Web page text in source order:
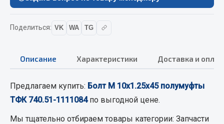
Показать ещё
Масла
Охладжающие жидкости
Поделиться: VK WA TG
Описание Характеристики Доставка и
Предлагаем купить: Болт М 10х1.25х45 полумуфты
ТФК 740.51-1111084по выгодной цене.
Мы тщательно отбираем товары категории: Запчасти